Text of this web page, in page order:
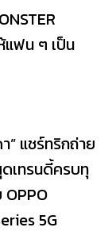
ฟน ๆ เป็น
” แชร์ทริกถ่าย
เทรนดี้ครบทุ
5G